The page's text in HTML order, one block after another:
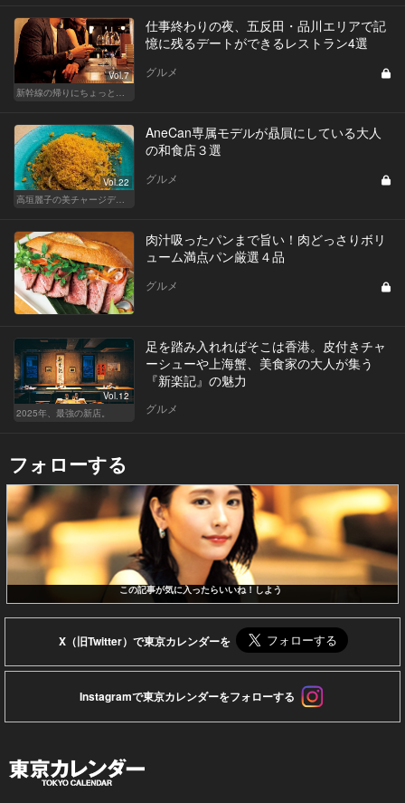
Vol.7
仕事終わりの夜、五反田・品川エリアで記
憶に残るデートができるレストラン4選
グルメ
Vol.22
AneCan専属モデルが贔屓にしている大人
の和食店３選
グルメ
肉汁吸ったパンまで旨い！肉どっさりボリ
ューム満点パン厳選４品
グルメ
Vol.12
2025年、最強の新店。
足を踏み入れればそこは香港。皮付きチャ
ーシューや上海蟹、美食家の大人が集う
『新楽記』の魅力
グルメ
フォローする
この記事が気に入ったらいいね！しよう
X（旧Twitter）で東京カレンダーを
Instagramで東京カレンダーをフォローする